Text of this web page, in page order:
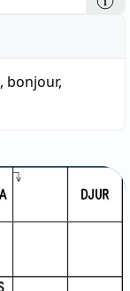
, bonjour,